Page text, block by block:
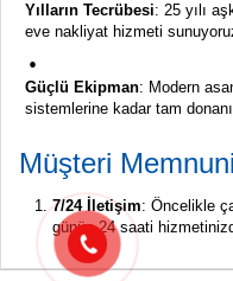
Yılların Tecrübesi: 25 yılı
eve nakliyat hizmeti
Güçlü Ekipman: Modern
sistemlerine kadar tam
Müşteri
7/24 İletişim: Öncelikle
günün24saati